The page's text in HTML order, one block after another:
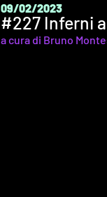
09/02/2023
#227 Inferni
a cura di Bruno